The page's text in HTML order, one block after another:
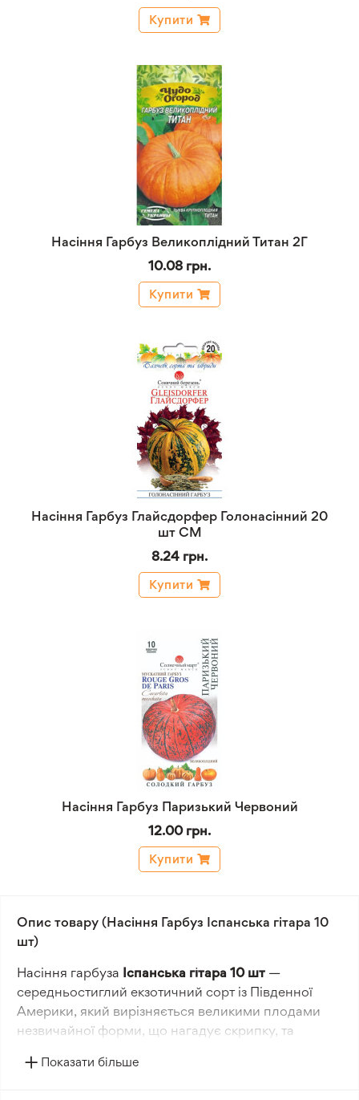
Купити
Насіння Гарбуз Великоплідний Титан 2Г
10.08 грн.
Купити
Насіння Гарбуз Глайсдорфер Голонасінний 20
шт СМ
8.24 грн.
Купити
Насіння Гарбуз Паризький Червоний
12.00 грн.
Купити
Опис товару (Насіння Гарбуз Іспанська гітара 10
шт)
Насіння гарбуза Іспанська гітара 10 шт —
середньостиглий екзотичний сорт із Південної
Америки, який вирізняється великими плодами
незвичайної форми, що нагадує скрипку, та
зелено-жовте забарвлення з темно-зеленими
Показати більше